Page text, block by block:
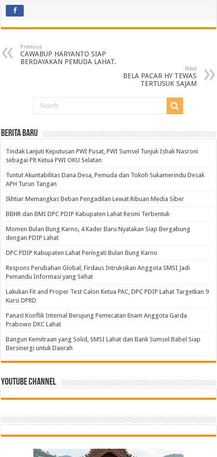
Previous
CAWABUP HARYANTO SIAP
BERDAYAKAN PEMUDA LAHAT.
Next
BELA PACAR HY TEWAS
TERTUSUK SAJAM
BERITA BARU
Tindak Lanjuti Keputusan PWI Pusat, PWI Sumsel Tunjuk Ishak Nasroni
sebagai Plt Ketua PWI OKU Selatan
Tuntut Akuntabilitas Dana Desa, Pemuda dan Tokoh Sukamerindu Desak
APH Turun Tangan
Ikhtiar Memangkas Beban Pengadilan Lewat Ribuan Media Siber
BBHR dan BMI DPC PDIP Kabupaten Lahat Resmi Terbentuk
Momen Bulan Bung Karno, 4 Kader Baru Nyatakan Siap Bergabung
dengan PDIP Lahat
DPC PDIP Kabupaten Lahat Peringati Bulan Bung Karno
Respons Perubahan Global, Firdaus Intruksikan Anggota SMSI Jadi
Pemandu Informasi yang Sehat
Lakukan Fit and Proper Test Calon Ketua PAC, DPC PDIP Lahat Targetkan 9
Kursi DPRD
Panas! Konflik Internal Berujung Pemecatan Enam Anggota Garda
Prabowo DKC Lahat
Bangun Kemitraan yang Solid, SMSI Lahat dan Bank Sumsel Babel Siap
Bersinergi untuk Daerah
Youtube Channel